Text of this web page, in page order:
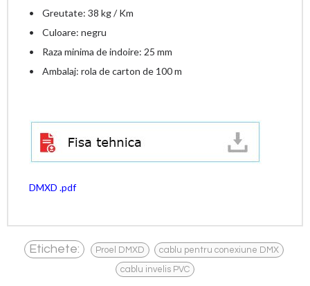
• Greutate: 38 kg / Km
• Culoare: negru
• Raza minima de indoire: 25 mm
• Ambalaj: rola de carton de 100 m
DMXD .pdf
Etichete: Proel DMXD cablu pentru conexiune DMX
cablu invelis PVC